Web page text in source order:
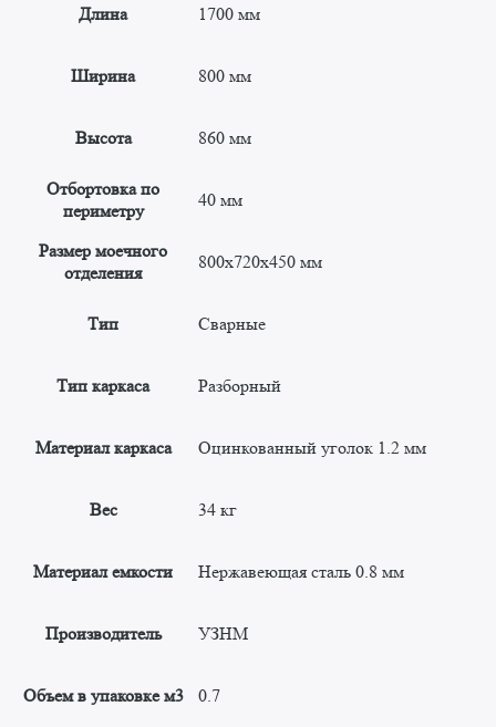
Длина 1700 мм
Ширина 800 мм
Высота 860 мм
Отбортовка по
периметру
40 мм
Размер моечного
отделения
800x720x450 мм
Тип Сварные
Тип каркаса Разборный
Материал каркаса Оцинкованный уголок 1.2 мм
Вес 34 кг
Материал емкости Нержавеющая сталь 0.8 мм
Производитель УЗНМ
Объем в упаковке м3 0.7